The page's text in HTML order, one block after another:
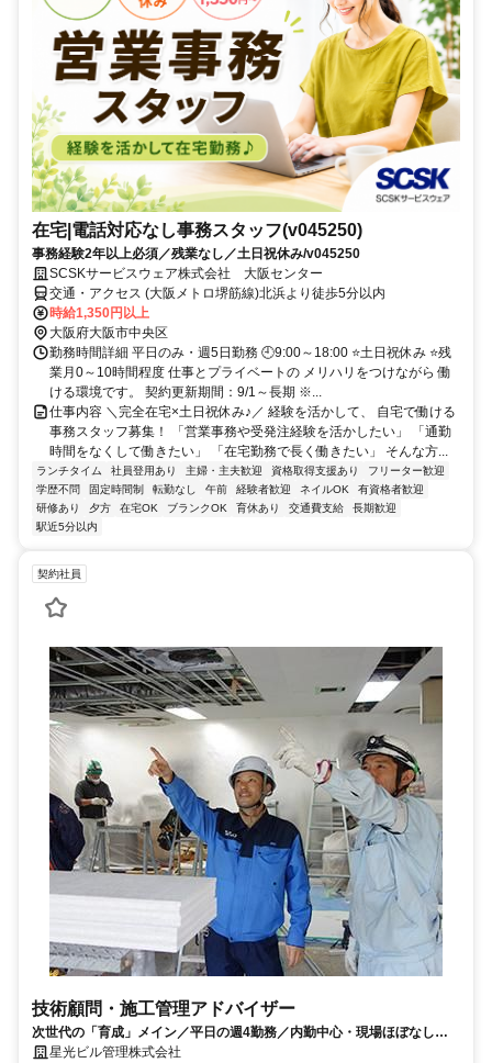
在宅|電話対応なし事務スタッフ(v045250)
事務経験2年以上必須／残業なし／土日祝休み/v045250
SCSKサービスウェア株式会社 大阪センター
交通・アクセス (大阪メトロ堺筋線)北浜より徒歩5分以内
時給1,350円以上
大阪府大阪市中央区
勤務時間詳細 平日のみ・週5日勤務 🕘9:00～18:00 ⭐土日祝休み ⭐残
業月0～10時間程度 仕事とプライベートの メリハリをつけながら 働
ける環境です。 契約更新期間：9/1～長期 ※...
仕事内容 ＼完全在宅×土日祝休み♪／ 経験を活かして、 自宅で働ける
事務スタッフ募集！ 「営業事務や受発注経験を活かしたい」 「通勤
時間をなくして働きたい」 「在宅勤務で長く働きたい」 そんな方...
ランチタイム 社員登用あり 主婦・主夫歓迎 資格取得支援あり
フリーター歓迎
学歴不問
固定時間制 転勤なし 午前 経験者歓迎 ネイルOK
有資格者歓迎
研修あり
夕方 在宅OK ブランクOK 育休あり 交通費支給
長期歓迎
駅近5分以内
契約社員
技術顧問・施工管理アドバイザー
次世代の「育成」メイン／平日の週4勤務／内勤中心・現場ほぼなし／
年収500万円×早朝・深夜業務なし
星光ビル管理株式会社